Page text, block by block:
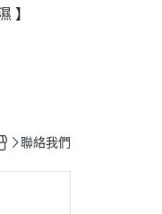
】
聯絡我們